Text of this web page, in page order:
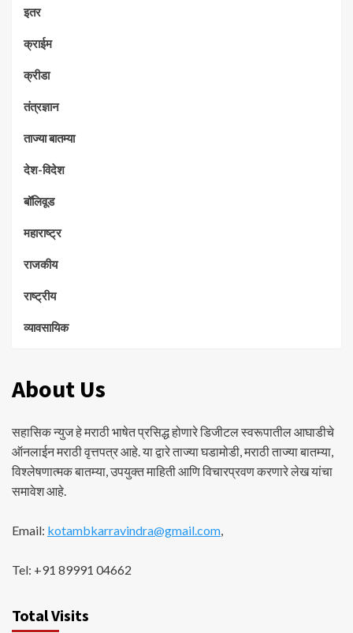
इतर
क्राईम
क्रीडा
तंत्रज्ञान
ताज्या बातम्या
देश-विदेश
बॉलिवूड
महाराष्ट्र
राजकीय
राष्ट्रीय
व्यावसायिक
About Us
सहासिक न्युज हे मराठी भाषेत प्रसिद्ध होणारे डिजीटल स्वरूपातील आघाडीचे
ऑनलाईन मराठी वृत्तपत्र आहे. या द्वारे ताज्या घडामोडी, मराठी ताज्या बातम्या,
विश्लेषणात्मक बातम्या, उपयुक्त माहिती आणि विचारप्रवण करणारे लेख यांचा
समावेश आहे.
Email: kotambkarravindra@gmail.com,
Tel: +91 89991 04662
Total Visits